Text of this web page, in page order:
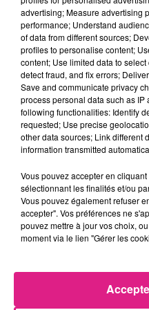
direct avec un cv.
repartir avec de
postuler par mail.
licence en
à desjob dating. Elle
d’emplois qui lui
permet de « s’ouvrir
possibilités ».
Des enquêtes de
aux étudiants mais
des entreprises.
que les entreprises
d’une start-up qui
advertising; Measure advertising
performance; Understand
of data from different sources;
profiles to personalise content;
content; Use limited data to
detect fraud, and fix errors;
Save and communicate privacy
process personal data such as
following functionalities: Identify
requested; Use precise
other data sources; Link different
information transmitted
Vous pouvez accepter en
sélectionnant les finalités et/ou
Vous pouvez également refuser
accepter". Vos préférences ne
pouvez mettre à jour vos choix,
moment via le lien "Gérer les